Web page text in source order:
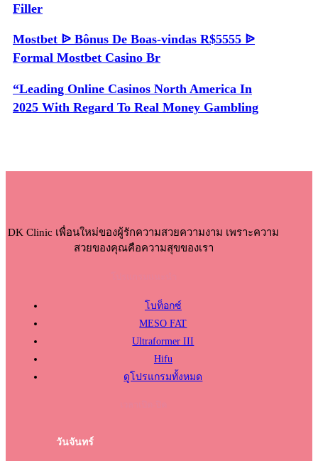
Filler
Mostbet ᐉ Bônus De Boas-vindas R$5555 ᐉ
Formal Mostbet Casino Br
“Leading Online Casinos North America In
2025 With Regard To Real Money Gambling
DK Clinic เพื่อนใหม่ของผู้รักความสวยความงาม เพราะความ
สวยของคุณคือความสุขของเรา
โบท็อกซ์
MESO FAT
Ultraformer III
Hifu
ดูโปรแกรมทั้งหมด
วันจันทร์